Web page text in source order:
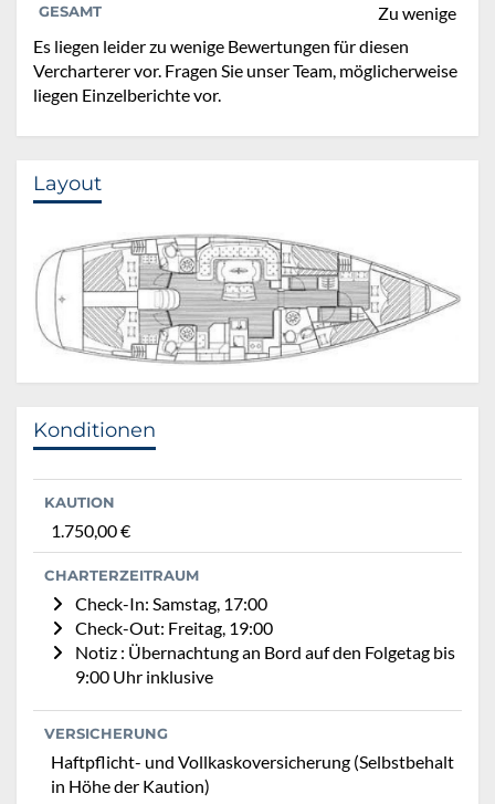
GESAMT
Zu wenige
Es liegen leider zu wenige Bewertungen für diesen
Vercharterer vor. Fragen Sie unser Team, möglicherweise
liegen Einzelberichte vor.
Layout
Konditionen
KAUTION
1.750,00 €
CHARTERZEITRAUM
Check-In: Samstag, 17:00
Check-Out: Freitag, 19:00
Notiz : Übernachtung an Bord auf den Folgetag bis
9:00 Uhr inklusive
VERSICHERUNG
Haftpflicht- und Vollkaskoversicherung (Selbstbehalt
in Höhe der Kaution)